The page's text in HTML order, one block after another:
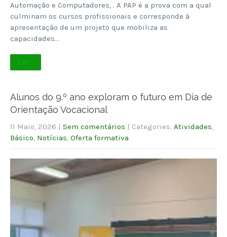
Automação e Computadores, . A PAP é a prova com a qual
culminam os cursos profissionais e corresponde à
apresentação de um projeto que mobiliza as
capacidades…
Ler +
Alunos do 9.º ano exploram o futuro em Dia de
Orientação Vocacional
11 Maio, 2026 | Sem comentários | Categories: Atividades
Básico Notícias Oferta formativa